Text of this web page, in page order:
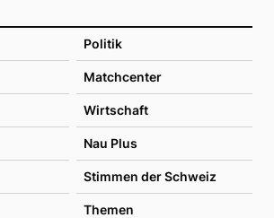
Politik
Matchcenter
Wirtschaft
Nau Plus
Stimmen der Schweiz
Themen